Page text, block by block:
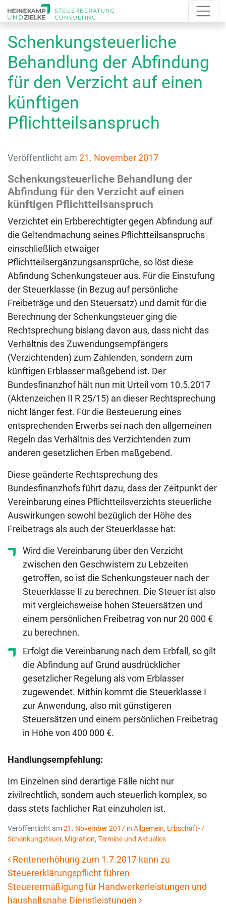
Schenkungsteuerliche
Behandlung der Abfindung
für den Verzicht auf einen
künftigen
Pflichtteilsanspruch
Veröffentlicht am 21. November 2017
Schenkungsteuerliche Behandlung der
Abfindung für den Verzicht auf einen
künftigen Pflichtteilsanspruch
Verzichtet ein Erbberechtigter gegen Abfindung auf
die Geltendmachung seines Pflichtteilsanspruchs
einschließlich etwaiger
Pflichtteilsergänzungsansprüche, so löst diese
Abfindung Schenkungsteuer aus. Für die Einstufung
der Steuerklasse (in Bezug auf persönliche
Freibeträge und den Steuersatz) und damit für die
Berechnung der Schenkungsteuer ging die
Rechtsprechung bislang davon aus, dass nicht das
Verhältnis des Zuwendungsempfängers
(Verzichtenden) zum Zahlenden, sondern zum
künftigen Erblasser maßgebend ist. Der
Bundesfinanzhof hält nun mit Urteil vom 10.5.2017
(Aktenzeichen II R 25/15) an dieser Rechtsprechung
nicht länger fest. Für die Besteuerung eines
entsprechenden Erwerbs sei nach den allgemeinen
Regeln das Verhältnis des Verzichtenden zum
anderen gesetzlichen Erben maßgebend.
Diese geänderte Rechtsprechung des
Bundesfinanzhofs führt dazu, dass der Zeitpunkt der
Vereinbarung eines Pflichtteilsverzichts steuerliche
Auswirkungen sowohl bezüglich der Höhe des
Freibetrags als auch der Steuerklasse hat:
Wird die Vereinbarung über den Verzicht
zwischen den Geschwistern zu Lebzeiten
getroffen, so ist die Schenkungsteuer nach der
Steuerklasse II zu berechnen. Die Steuer ist also
mit vergleichsweise hohen Steuersätzen und
einem persönlichen Freibetrag von nur 20 000 €
zu berechnen.
Erfolgt die Vereinbarung nach dem Erbfall, so gilt
die Abfindung auf Grund ausdrücklicher
gesetzlicher Regelung als vom Erblasser
zugewendet. Mithin kommt die Steuerklasse I
zur Anwendung, also mit günstigeren
Steuersätzen und einem persönlichen Freibetrag
in Höhe von 400 000 €.
Handlungsempfehlung:
Im Einzelnen sind derartige Fälle nicht nur
zivilrechtlich, sondern auch steuerlich komplex, so
dass stets fachlicher Rat einzuholen ist.
Veröffentlicht am21. November 2017 in Allgemein, Erbschaft- /
Schenkungsteuer, Migration, Termine und Aktuelles
Beitrags-Navigation
Rentenerhöhung zum 1.7.2017 kann zu
Steuererklärungspflicht führen
Steuerermäßigung für Handwerkerleistungen und
haushaltsnahe Dienstleistungen